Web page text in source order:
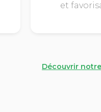
et
Découvrir